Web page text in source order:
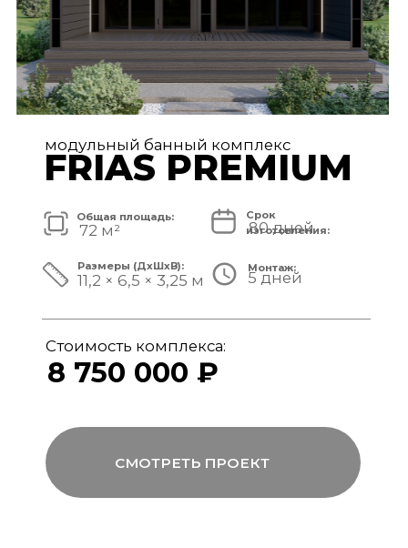
6 950 000 ₽
11,7 × 3,9 × 3,25 м
80 дней
48 м²
Общая площадь:
модульный банный комплекс
TISAN LUXE